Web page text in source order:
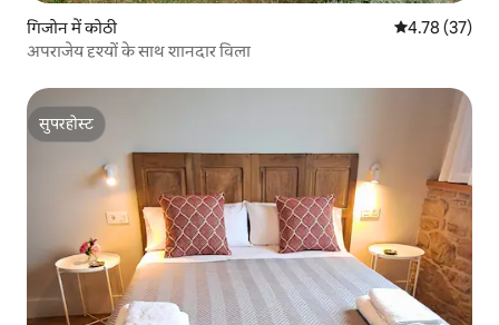
गिजोन में कोठी औसत रेटिंग 5 में
4.78 (37)
अपराजेय दृश्यों के साथ शानदार विला
सुपरहोस्ट
सुपरहोस्ट